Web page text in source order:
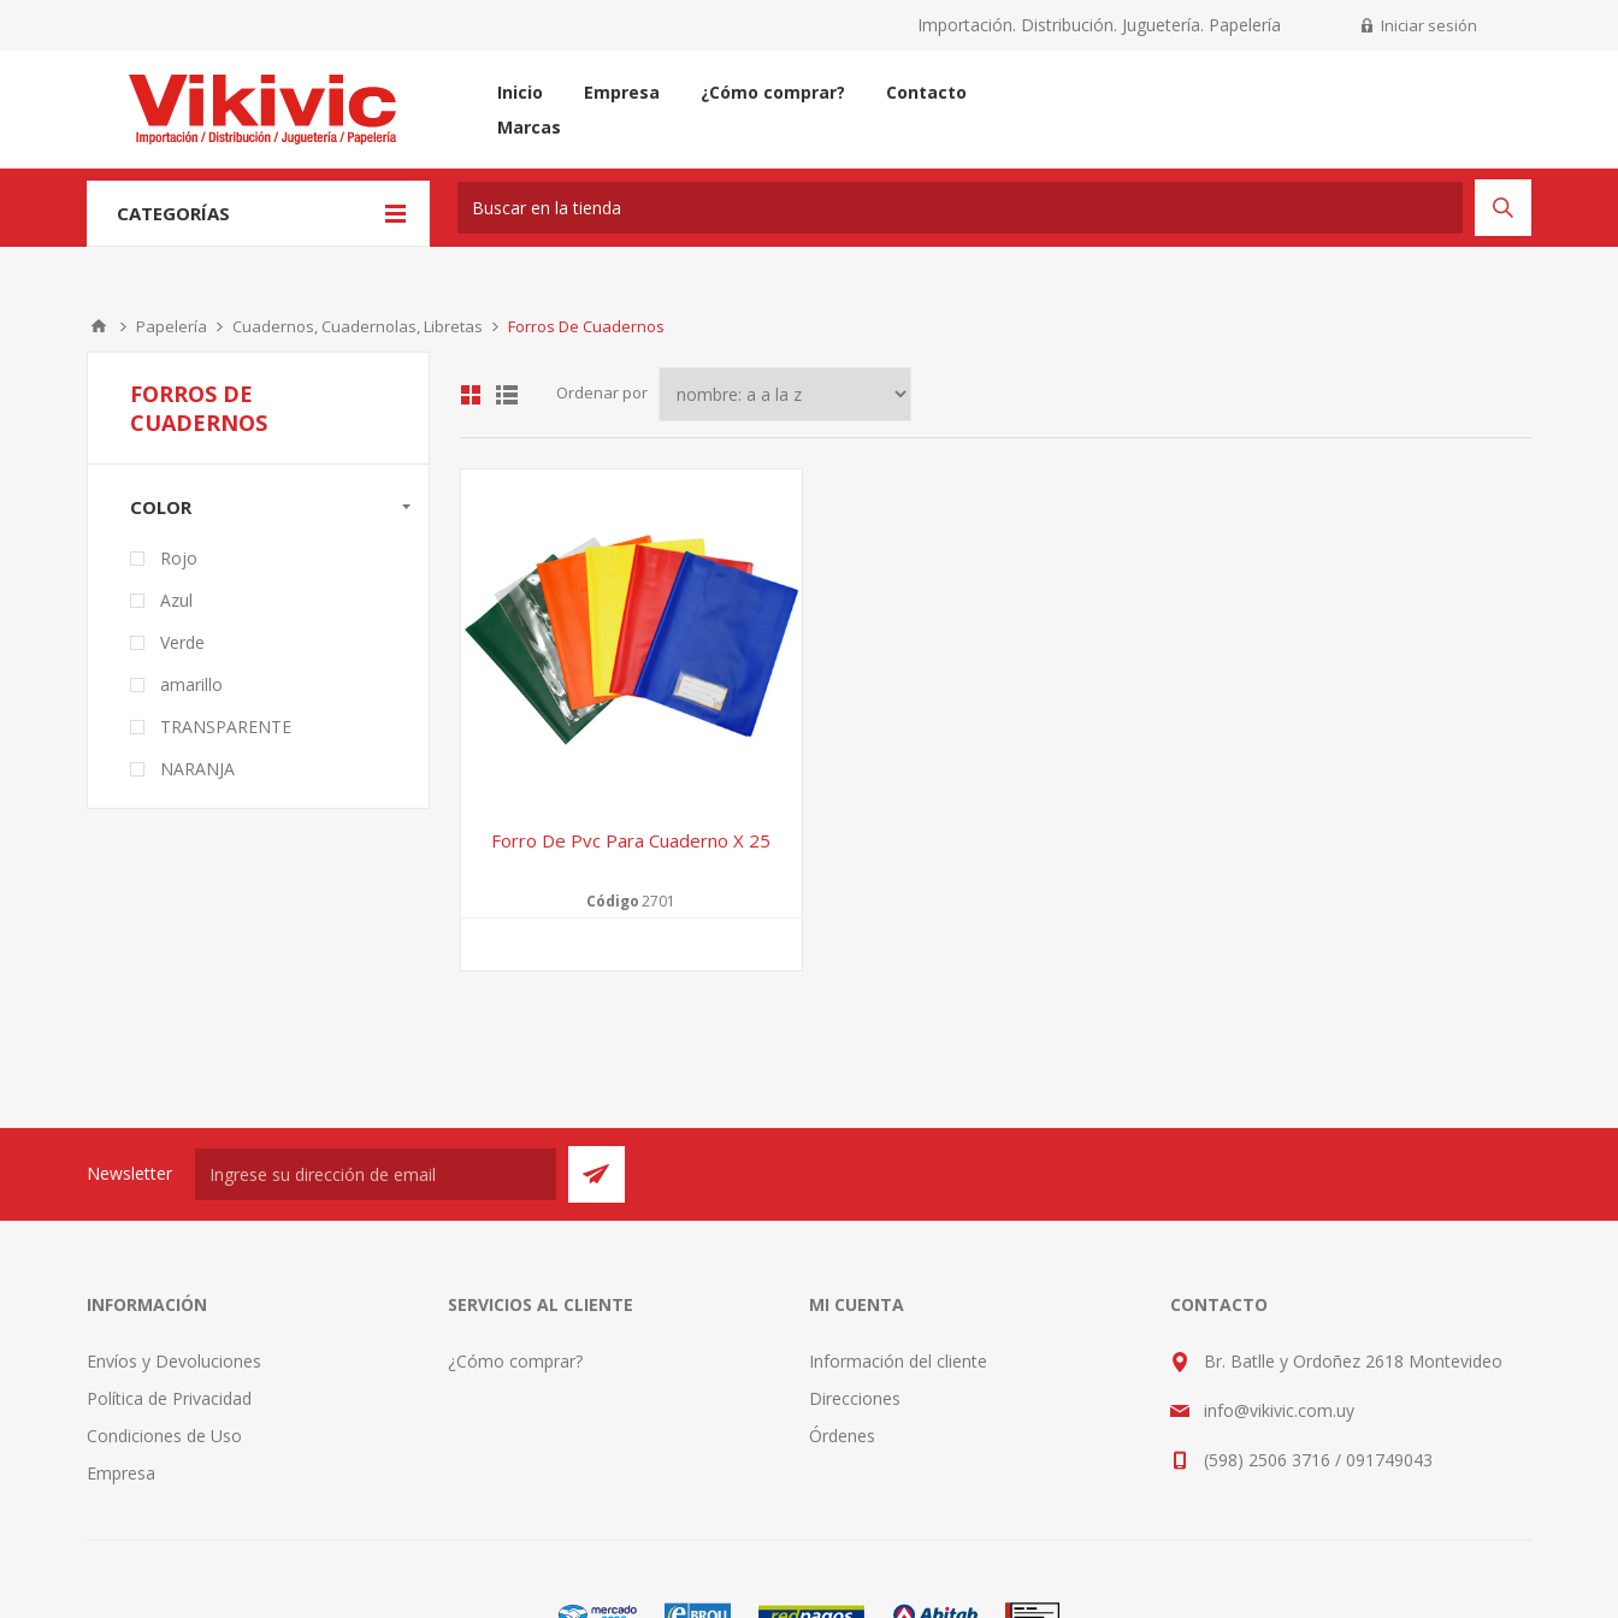
Importación. Distribución. Juguetería. Papelería Iniciar sesión
Inicio Empresa ¿Cómo comprar?
Contacto
Marcas
CATEGORÍAS
Papelería Cuadernos, Cuadernolas, Libretas Forros De Cuadernos
Ordenar por
Forro De Pvc Para Cuaderno X 25
Código2701
FORROS DE
CUADERNOS
COLOR
Rojo
Azul
Verde
amarillo
TRANSPARENTE
NARANJA
Newsletter
INFORMACIÓN
Envíos y Devoluciones
Política de Privacidad
Condiciones de Uso
Empresa
SERVICIOS AL CLIENTE
¿Cómo comprar?
MI CUENTA
Información del cliente
Direcciones
Órdenes
CONTACTO
Br. Batlle y Ordoñez 2618 Montevideo
info@vikivic.com.uy
(598) 2506 3716 / 091749043